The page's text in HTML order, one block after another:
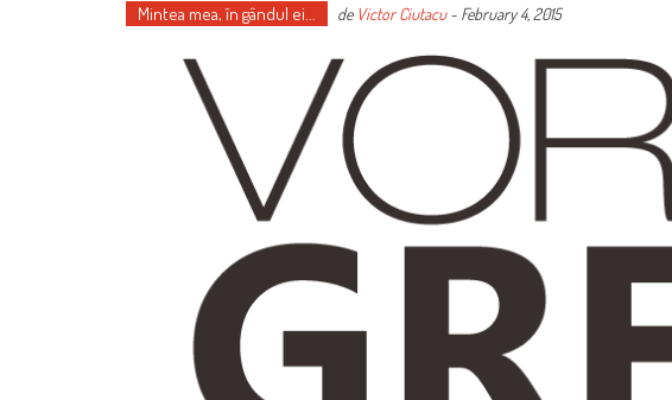
Mintea mea, în gândul ei... de Victor Ciutacu- February 4, 2015